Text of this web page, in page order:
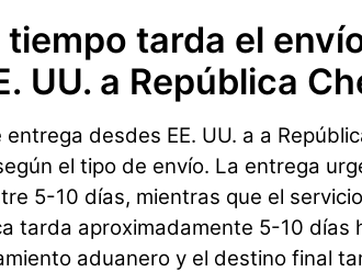
tarda el
UU. a República
desdes EE. UU. a a
el tipo de envío. La entrega
5-10 días, mientras que el
tarda aproximadamente 5-10 días
aduanero y el destino final